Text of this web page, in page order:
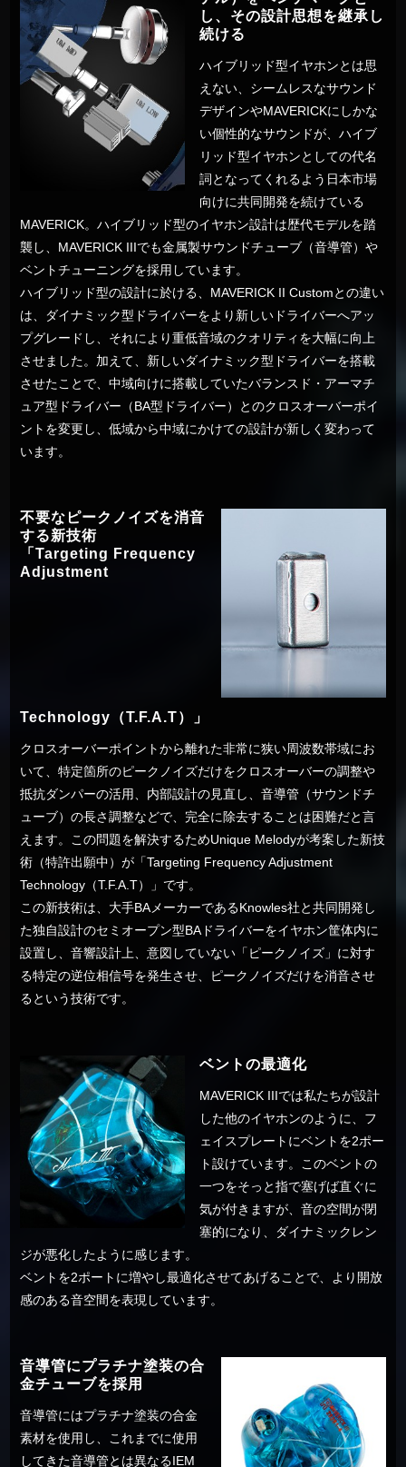
し、その設計思想を継承し
続ける
ハイブリッド型イヤホンとは思
えない、シームレスなサウンド
デザインやMAVERICKにしかな
い個性的なサウンドが、ハイブ
リッド型イヤホンとしての代名
詞となってくれるよう日本市場
向けに共同開発を続けている
MAVERICK。ハイブリッド型のイヤホン設計は歴代モデルを踏
襲し、MAVERICK IIIでも金属製サウンドチューブ（音導管）や
ベントチューニングを採用しています。
ハイブリッド型の設計に於ける、MAVERICK II Customとの違い
は、ダイナミック型ドライバーをより新しいドライバーへアッ
プグレードし、それにより重低音域のクオリティを大幅に向上
させました。加えて、新しいダイナミック型ドライバーを搭載
させたことで、中域向けに搭載していたバランスド・アーマチ
ュア型ドライバー（BA型ドライバー）とのクロスオーバーポイ
ントを変更し、低域から中域にかけての設計が新しく変わって
います。
不要なピークノイズを消音
する新技術
「Targeting Frequency
Adjustment
Technology（T.F.A.T）」
クロスオーバーポイントから離れた非常に狭い周波数帯域にお
いて、特定箇所のピークノイズだけをクロスオーバーの調整や
抵抗ダンパーの活用、内部設計の見直し、音導管（サウンドチ
ューブ）の長さ調整などで、完全に除去することは困難だと言
えます。この問題を解決するためUnique Melodyが考案した新技
術（特許出願中）が「Targeting Frequency Adjustment
Technology（T.F.A.T）」です。
この新技術は、大手BAメーカーであるKnowles社と共同開発し
た独自設計のセミオープン型BAドライバーをイヤホン筐体内に
設置し、音響設計上、意図していない「ピークノイズ」に対す
る特定の逆位相信号を発生させ、ピークノイズだけを消音させ
るという技術です。
ベントの最適化
MAVERICK IIIでは私たちが設計
した他のイヤホンのように、フ
ェイスプレートにベントを2ポー
ト設けています。このベントの
一つをそっと指で塞げば直ぐに
気が付きますが、音の空間が閉
塞的になり、ダイナミックレン
ジが悪化したように感じます。
ベントを2ポートに増やし最適化させてあげることで、より開放
感のある音空間を表現しています。
音導管にプラチナ塗装の合
金チューブを採用
音導管にはプラチナ塗装の合金
素材を使用し、これまでに使用
してきた音導管とは異なるIEM